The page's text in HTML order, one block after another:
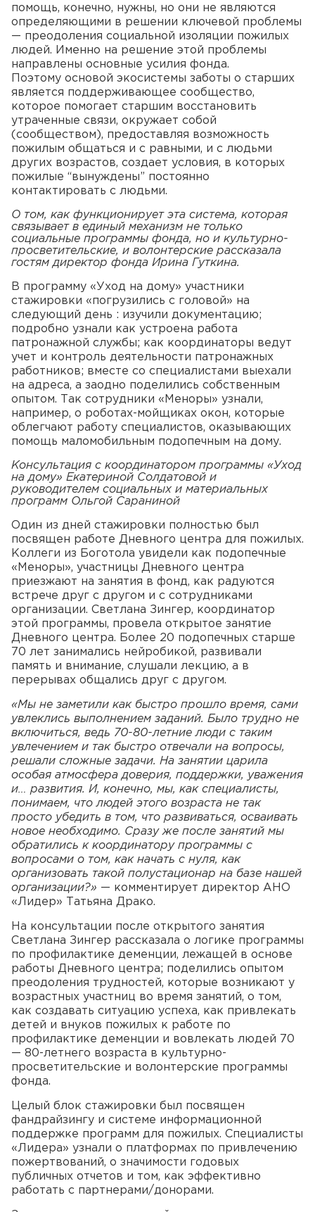
помощь, конечно, нужны, но они не являются
определяющими в решении ключевой проблемы
— преодоления социальной изоляции пожилых
людей. Именно на решение этой проблемы
направлены основные усилия фонда.
Поэтому основой экосистемы заботы о старших
является поддерживающее сообщество,
которое помогает старшим восстановить
утраченные связи, окружает собой
(сообществом), предоставляя возможность
пожилым общаться и с равными, и с людьми
других возрастов, создает условия, в которых
пожилые “вынуждены” постоянно
контактировать с людьми.
О том, как функционирует эта система, которая
связывает в единый механизм не только
социальные программы фонда, но и культурно-
просветительские, и волонтерские рассказала
гостям директор фонда Ирина Гуткина.
В программу «Уход на дому» участники
стажировки «погрузились с головой» на
следующий день : изучили документацию;
подробно узнали как устроена работа
патронажной службы; как координаторы ведут
учет и контроль деятельности патронажных
работников; вместе со специалистами выехали
на адреса, а заодно поделились собственным
опытом. Так сотрудники «Меноры» узнали,
например, о роботах-мойщиках окон, которые
облегчают работу специалистов, оказывающих
помощь маломобильным подопечным на дому.
Консультация с координатором программы «Уход
на дому» Екатериной Солдатовой и
руководителем социальных и материальных
программ Ольгой Сараниной
Один из дней стажировки полностью был
посвящен работе Дневного центра для пожилых.
Коллеги из Боготола увидели как подопечные
«Меноры», участницы Дневного центра
приезжают на занятия в фонд, как радуются
встрече друг с другом и с сотрудниками
организации. Светлана Зингер, координатор
этой программы, провела открытое занятие
Дневного центра. Более 20 подопечных старше
70 лет занимались нейробикой, развивали
память и внимание, слушали лекцию, а в
перерывах общались друг с другом.
«Мы не заметили как быстро прошло время, сами
увлеклись выполнением заданий. Было трудно не
включиться, ведь 70-80-летние люди с таким
увлечением и так быстро отвечали на вопросы,
решали сложные задачи. На занятии царила
особая атмосфера доверия, поддержки, уважения
и… развития. И, конечно, мы, как специалисты,
понимаем, что людей этого возраста не так
просто убедить в том, что развиваться, осваивать
новое необходимо. Сразу же после занятий мы
обратились к координатору программы с
вопросами о том, как начать с нуля, как
организовать такой полустационар на базе нашей
организации?» — комментирует директор АНО
«Лидер» Татьяна Драко.
На консультации после открытого занятия
Светлана Зингер рассказала о логике программы
по профилактике деменции, лежащей в основе
работы Дневного центра; поделились опытом
преодоления трудностей, которые возникают у
возрастных участниц во время занятий, о том,
как создавать ситуацию успеха, как привлекать
детей и внуков пожилых к работе по
профилактике деменции и вовлекать людей 70
— 80-летнего возраста в культурно-
просветительские и волонтерские программы
фонда.
Целый блок стажировки был посвящен
фандрайзингу и системе информационной
поддержке программ для пожилых. Специалисты
«Лидера» узнали о платформах по привлечению
пожертвований, о значимости годовых
публичных отчетов и том, как эффективно
работать с партнерами/донорами.